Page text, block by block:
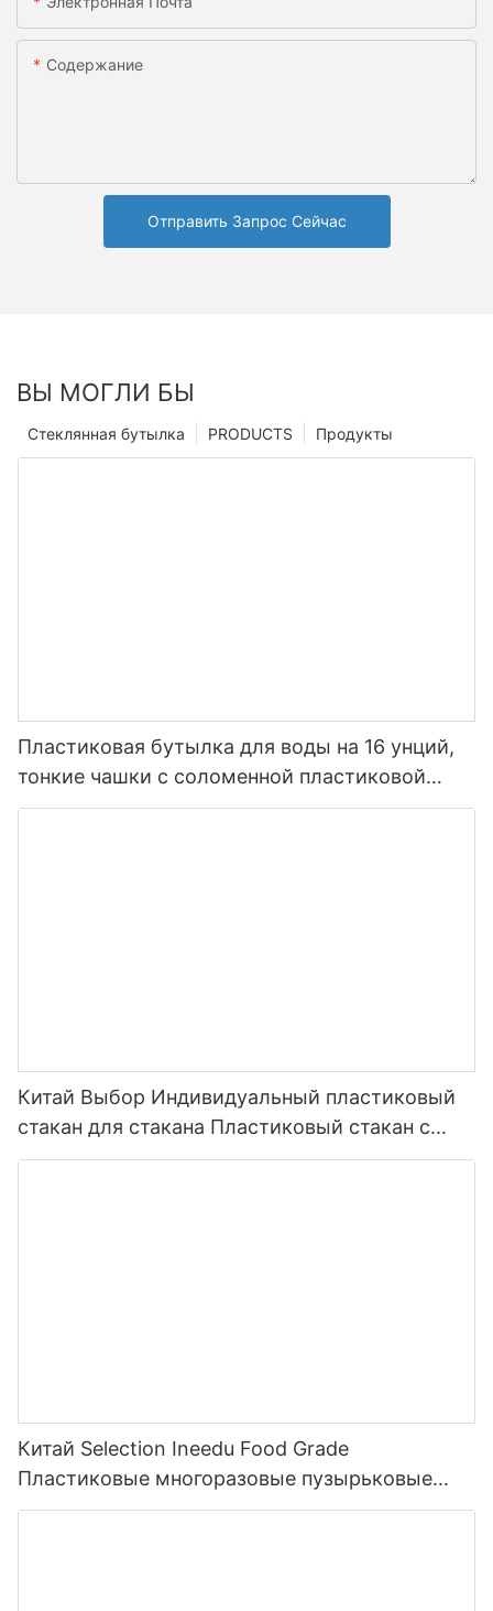
Содержание
Отправить Запрос Сейчас
ВЫ МОГЛИ БЫ
Продукты
PRODUCTS
Стеклянная бутылка
Пластиковая бутылка для воды на 16 унций,
тонкие чашки с соломенной пластиковой
крышкой для курения с двойными стенками,
Китай Выбор Индивидуальный пластиковый
стакан для стакана Пластиковый стакан с
двойными стенками и соломенной вставкой
Китай Selection Ineedu Food Grade
Пластиковые многоразовые пузырьковые
чашки для чая Стамблеры с толстой соломой